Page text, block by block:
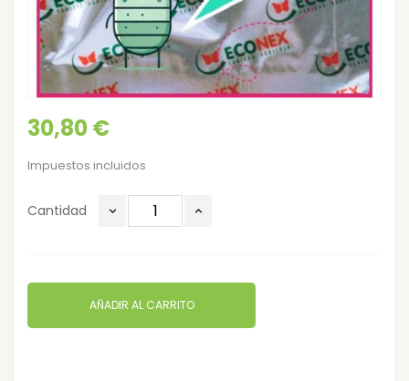
30,80 €
Impuestos incluidos
Cantidad
AÑADIR AL CARRITO